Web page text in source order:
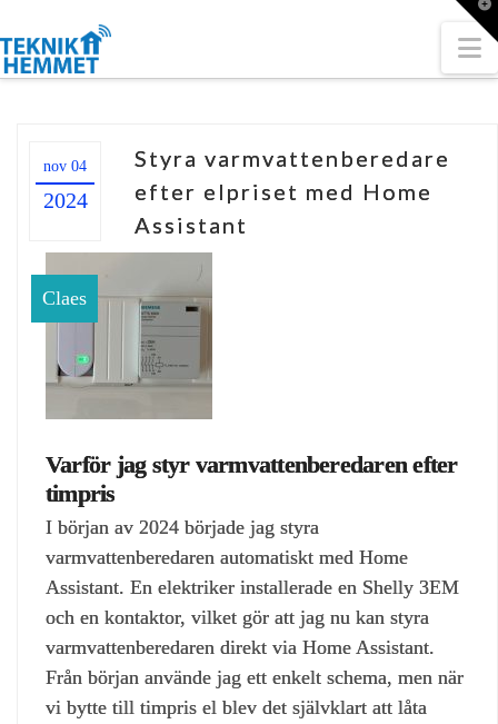
nov 04
2024
Styra varmvattenberedare
efter elpriset med Home
Assistant
Claes
Varför jag styr varmvattenberedaren efter
timpris
I början av 2024 började jag styra
varmvattenberedaren automatiskt med Home
Assistant. En elektriker installerade en Shelly 3EM
och en kontaktor, vilket gör att jag nu kan styra
varmvattenberedaren direkt via Home Assistant.
Från början använde jag ett enkelt schema, men när
vi bytte till timpris el blev det självklart att låta